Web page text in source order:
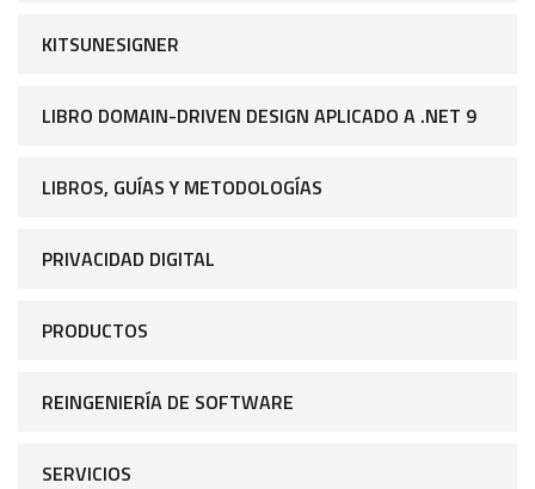
KITSUNESIGNER
LIBRO DOMAIN-DRIVEN DESIGN APLICADO A .NET 9
LIBROS, GUÍAS Y METODOLOGÍAS
PRIVACIDAD DIGITAL
PRODUCTOS
REINGENIERÍA DE SOFTWARE
SERVICIOS